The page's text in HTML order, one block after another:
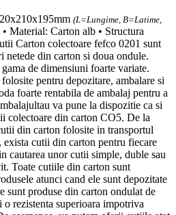
(L=Lungime, B=Latime,
• Material: Carton alb • Structura
Carton colectoare fefco 0201 sunt
netede din carton si doua ondule.
de dimensiuni foarte variate.
pentru depozitare, ambalare si
foarte rentabila de ambalaj pentru a
va pune la dispozitie ca si
colectoare din carton CO5. De la
din carton folosite in transportul
cutii din carton pentru fiecare
cautarea unor cutii simple, duble sau
Toate cutiile din carton sunt
atunci cand ele sunt depozitate
sunt produse din carton ondulat de
rezistenta superioara impotriva